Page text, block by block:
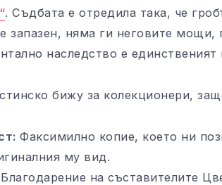
. Съдбата е отредила така, че
запазен, няма ги неговите
наследство е
бижу за колекционери,
Факсимилно копие, което ни
му вид.
Благодарение на съставителите